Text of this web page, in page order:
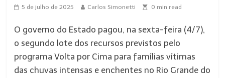
5 de julho de 2025 Carlos Simonetti 0 min read
O governo do Estado pagou, na sexta-feira (4/7),
o segundo lote dos recursos previstos pelo
programa Volta por Cima para famílias vítimas
das chuvas intensas e enchentes no Rio Grande do